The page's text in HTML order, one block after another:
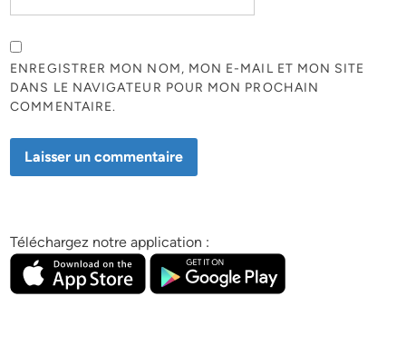
ENREGISTRER MON NOM, MON E-MAIL ET MON SITE
DANS LE NAVIGATEUR POUR MON PROCHAIN
COMMENTAIRE.
Téléchargez notre application :